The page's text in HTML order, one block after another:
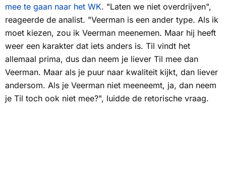
mee te gaan naar het WK. "Laten we niet overdrijven",
reageerde de analist. "Veerman is een ander type. Als ik
moet kiezen, zou ik Veerman meenemen. Maar hij heeft
weer een karakter dat iets anders is. Til vindt het
allemaal prima, dus dan neem je liever Til mee dan
Veerman. Maar als je puur naar kwaliteit kijkt, dan liever
andersom. Als je Veerman niet meeneemt, ja, dan neem
je Til toch ook niet mee?", luidde de retorische vraag.